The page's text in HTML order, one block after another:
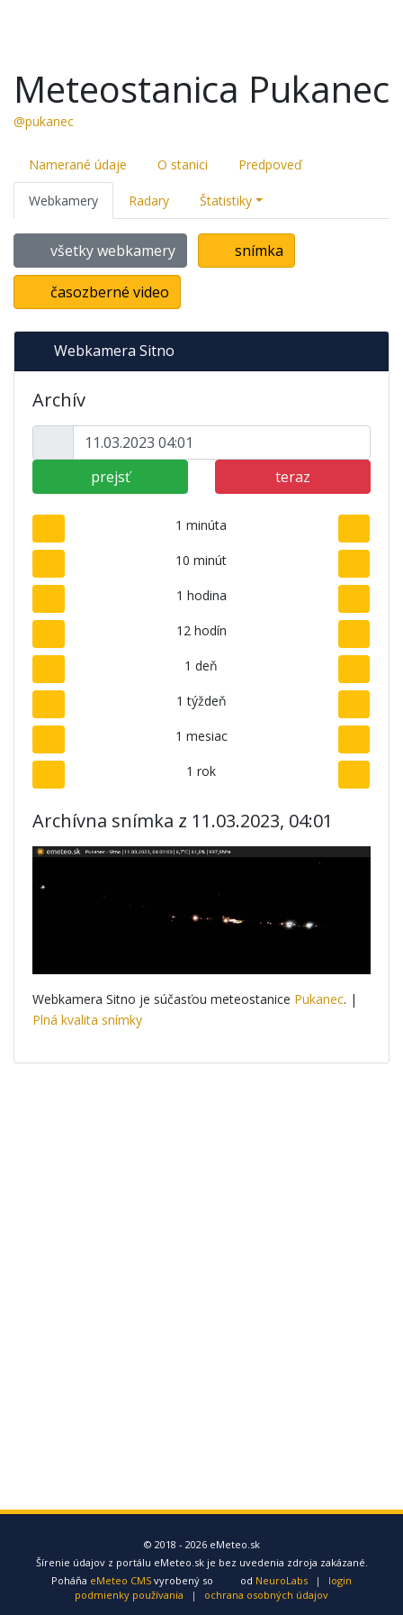
Meteostanica Pukanec
@pukanec
Namerané údaje O stanici Predpoveď
Webkamery Radary Štatistiky
všetky webkamery snímka
časozberné video
Webkamera Sitno
Archív
prejsť teraz
1 minúta
10 minút
1 hodina
12 hodín
1 deň
1 týždeň
1 mesiac
1 rok
Archívna snímka z 11.03.2023, 04:01
Webkamera Sitno je súčasťou meteostanice Pukanec. |
Plná kvalita snímky
© 2018 - 2026 eMeteo.sk
Šírenie údajov z portálu eMeteo.sk je bez uvedenia zdroja zakázané.
Poháňa eMeteo CMS vyrobený so od NeuroLabs |
login
podmienky používania
| ochrana osobných údajov